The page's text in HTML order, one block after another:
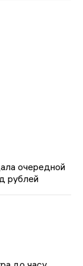
очередной
рублей